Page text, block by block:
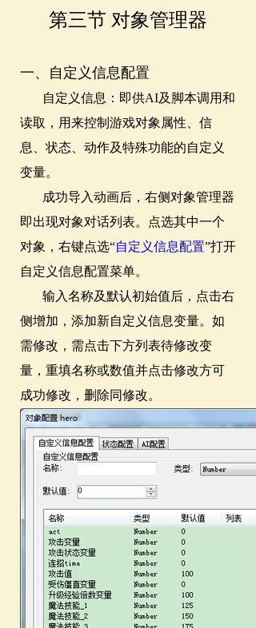
第三节 对象管理器
一、自定义信息配置
自定义信息：即供AI及脚本调用和
读取，用来控制游戏对象属性、信
息、状态、动作及特殊功能的自定义
变量。
成功导入动画后，右侧对象管理器
即出现对象对话列表。点选其中一个
对象，右键点选“自定义信息配置”打开
自定义信息配置菜单。
输入名称及默认初始值后，点击右
侧增加，添加新自定义信息变量。如
需修改，需点击下方列表待修改变
量，重填名称或数值并点击修改方可
成功修改，删除同修改。